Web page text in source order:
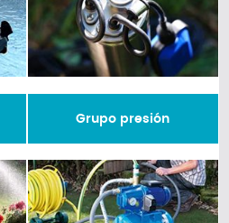
Grupo presión